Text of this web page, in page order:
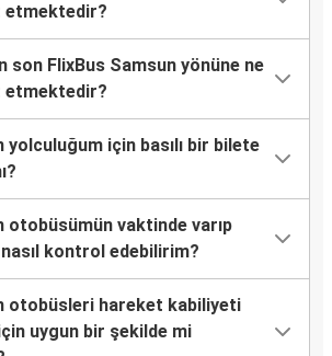
etmektedir?
son FlixBus Samsun yönüne ne
etmektedir?
yolculuğum için basılı bir bilete
otobüsümün vaktinde varıp
nasıl kontrol edebilirim?
otobüsleri hareket kabiliyeti
uygun bir şekilde mi